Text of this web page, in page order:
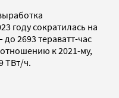
году сократилась на
2693 тераватт-час
к 2021-му,
ТВт/ч.